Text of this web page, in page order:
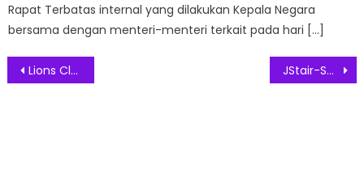
Rapat Terbatas internal yang dilakukan Kepala Negara
bersama dengan menteri-menteri terkait pada hari […]
Post
Lions Clubs International – Distrik 307 A1 Adakan Lions Ride 2023 “Ride for Diabetes” di PIK Jakarta Utara JStair-SBS Umumkan Peluncuran K-POP The Show, Game Rhythm yang Menampilkan Musik Idol K-Pop Populer